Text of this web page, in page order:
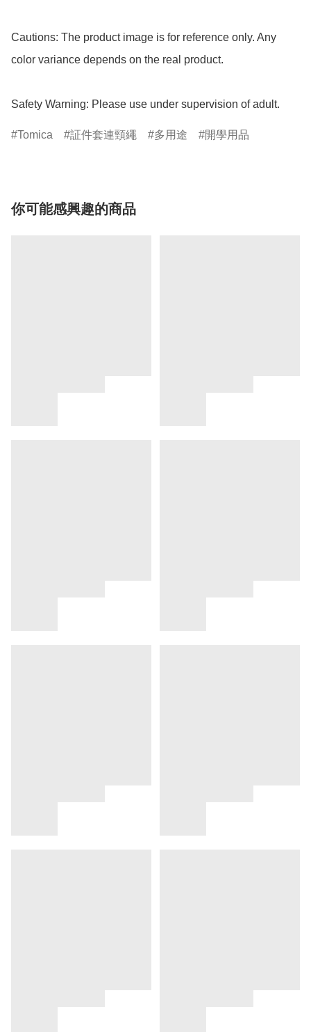
Cautions: The product image is for reference only. Any
color variance depends on the real product.
Safety Warning: Please use under supervision of adult.
Tomica 証件套連頸繩 多用途 開學用品
你可能感興趣的商品